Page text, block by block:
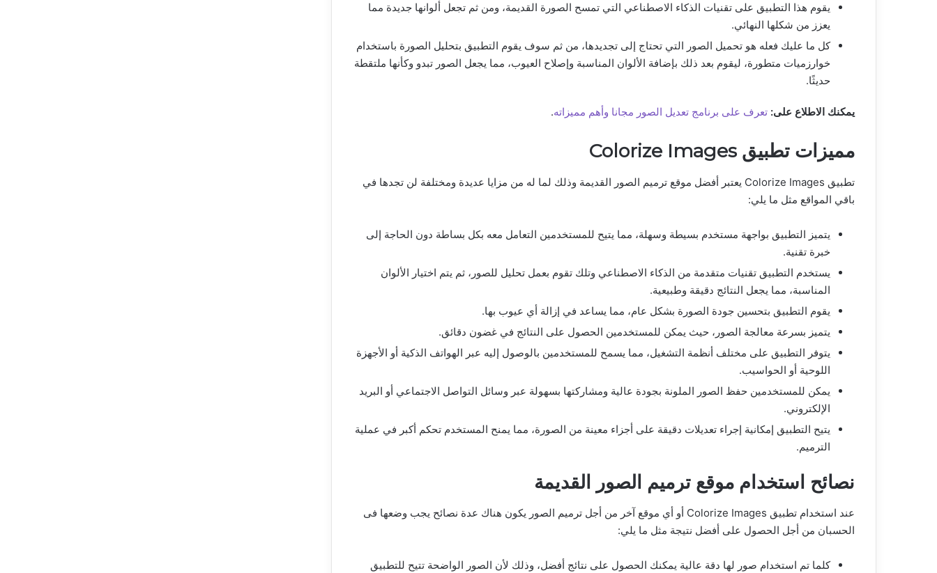
يقوم هذا التطبيق على تقنيات الذكاء الاصطناعي التي تمسح الصورة القديمة، ومن ثم تجعل ألوانها جديدة مما
يعزز من شكلها النهائي.
كل ما عليك فعله هو تحميل الصور التي تحتاج إلى تجديدها، من ثم سوف يقوم التطبيق بتحليل الصورة باستخدام
خوارزميات متطورة، ليقوم بعد ذلك بإضافة الألوان المناسبة وإصلاح العيوب، مما يجعل الصور تبدو وكأنها ملتقطة
حديثًا.
يمكنك الاطلاع على: تعرف على برنامج تعديل الصور مجانا وأهم مميزاته.
مميزات تطبيق Colorize Images
تطبيق Colorize Images يعتبر أفضل موقع ترميم الصور القديمة وذلك لما له من مزايا عديدة ومختلفة لن تجدها في
باقي المواقع مثل ما يلي:
يتميز التطبيق بواجهة مستخدم بسيطة وسهلة، مما يتيح للمستخدمين التعامل معه بكل بساطة دون الحاجة إلى
خبرة تقنية.
يستخدم التطبيق تقنيات متقدمة من الذكاء الاصطناعي وتلك تقوم بعمل تحليل للصور، ثم يتم اختيار الألوان
المناسبة، مما يجعل النتائج دقيقة وطبيعية.
يقوم التطبيق بتحسين جودة الصورة بشكل عام، مما يساعد في إزالة أي عيوب بها.
يتميز بسرعة معالجة الصور، حيث يمكن للمستخدمين الحصول على النتائج في غضون دقائق.
يتوفر التطبيق على مختلف أنظمة التشغيل، مما يسمح للمستخدمين بالوصول إليه عبر الهواتف الذكية أو الأجهزة
اللوحية أو الحواسيب.
يمكن للمستخدمين حفظ الصور الملونة بجودة عالية ومشاركتها بسهولة عبر وسائل التواصل الاجتماعي أو البريد
الإلكتروني.
يتيح التطبيق إمكانية إجراء تعديلات دقيقة على أجزاء معينة من الصورة، مما يمنح المستخدم تحكم أكبر في عملية
الترميم.
نصائح استخدام موقع ترميم الصور القديمة
عند استخدام تطبيق Colorize Images أو أي موقع آخر من أجل ترميم الصور يكون هناك عدة نصائح يجب وضعها فى
الحسبان من أجل الحصول على أفضل نتيجة مثل ما يلي:
كلما تم استخدام صور لها دقة عالية يمكنك الحصول على نتائج أفضل، وذلك لأن الصور الواضحة تتيح للتطبيق